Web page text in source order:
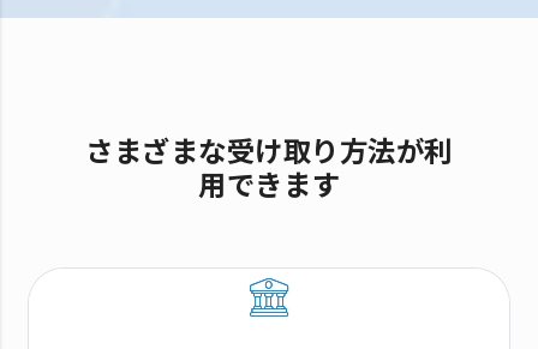
さまざまな受け取り方法が利
用できます